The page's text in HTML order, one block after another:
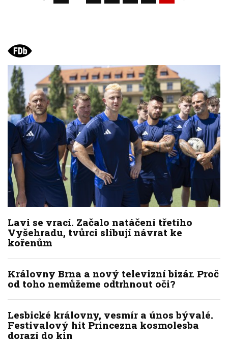
Lavi se vrací. Začalo natáčení třetího
Vyšehradu, tvůrci slibují návrat ke
kořenům
Královny Brna a nový televizní bizár. Proč
od toho nemůžeme odtrhnout oči?
Lesbické královny, vesmír a únos bývalé.
Festivalový hit Princezna kosmolesba
dorazí do kin